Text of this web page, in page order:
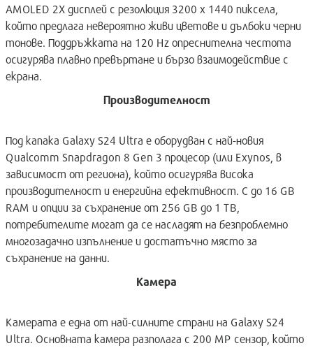
AMOLED 2X дисплей с резолюция 3200 x 1440 пиксела,
който предлага невероятно живи цветове и дълбоки черни
тонове. Поддръжката на 120 Hz опреснителна честота
осигурява плавно превъртане и бързо взаимодействие с
екрана.
Производителност
Под капака Galaxy S24 Ultra е оборудван с най-новия
Qualcomm Snapdragon 8 Gen 3 процесор (или Exynos, в
зависимост от региона), който осигурява висока
производителност и енергийна ефективност. С до 16 GB
RAM и опции за съхранение от 256 GB до 1 TB,
потребителите могат да се насладят на безпроблемно
многозадачно изпълнение и достатъчно място за
съхранение на данни.
Камера
Камерата е една от най-силните страни на Galaxy S24
Ultra. Основната камера разполага с 200 MP сензор, който